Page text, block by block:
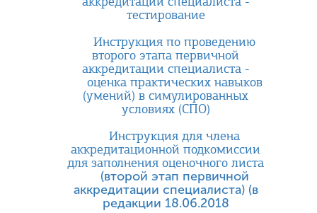
тестирование
Инструкция по проведению
второго этапа первичной
аккредитации специалиста -
оценка практических навыков
(умений) в симулированных
условиях (СПО)
Инструкция для члена
аккредитационной подкомиссии
для заполнения оценочного листа
(второй этап первичной
аккредитации специалиста) (в
редакции 18.06.2018